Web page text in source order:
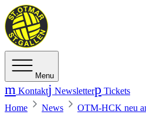
Menu
Kontakt Newsletter
Tickets
Home
News OTM-HCK neu